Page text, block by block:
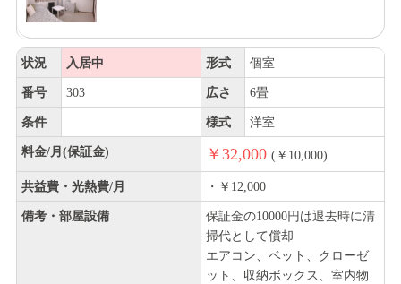
状況 入居中 形式 個室
番号 303 広さ 6畳
条件 様式 洋室
料金/月(保証金) ￥32,000 (￥10,000)
共益費・光熱費/月 ・￥12,000
備考・部屋設備
保証金の10000円は退去時に清
掃代として償却
エアコン、ベット、クローゼ
ット、収納ボックス、室内物